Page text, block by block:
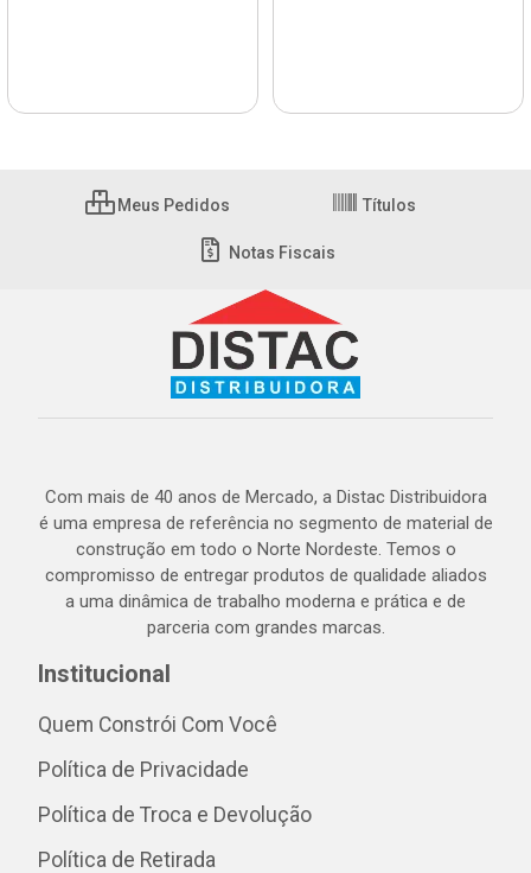
Meus Pedidos Títulos
Notas Fiscais
Com mais de 40 anos de Mercado, a Distac Distribuidora
é uma empresa de referência no segmento de material de
construção em todo o Norte Nordeste. Temos o
compromisso de entregar produtos de qualidade aliados
a uma dinâmica de trabalho moderna e prática e de
parceria com grandes marcas.
Institucional
Quem Constrói Com Você
Política de Privacidade
Política de Troca e Devolução
Política de Retirada